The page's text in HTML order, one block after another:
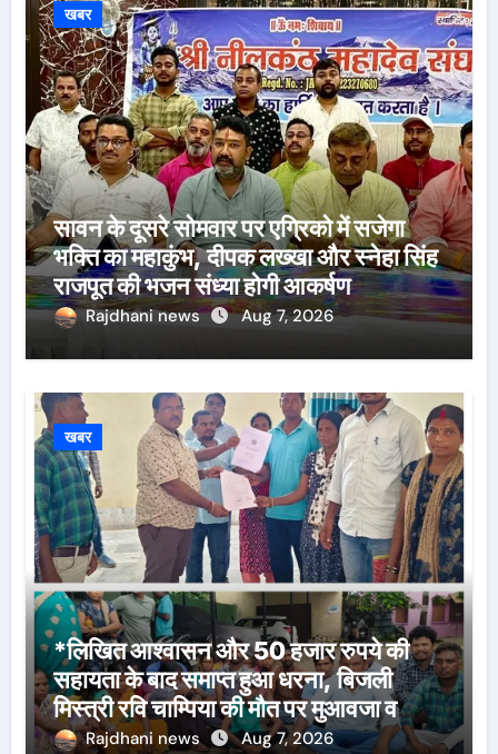
खबर
सावन के दूसरे सोमवार पर एग्रिको में सजेगा
भक्ति का महाकुंभ, दीपक लख्खा और स्नेहा सिंह
राजपूत की भजन संध्या होगी आकर्षण
Rajdhani news Aug 7, 2026
खबर
*लिखित आश्वासन और 50 हजार रुपये की
सहायता के बाद समाप्त हुआ धरना, बिजली
मिस्त्री रवि चाम्पिया की मौत पर मुआवजा व
नौकरी की मांग*
Rajdhani news Aug 7, 2026